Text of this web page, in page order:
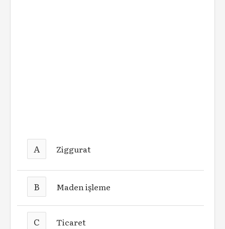
A Ziggurat
B Maden işleme
C Ticaret